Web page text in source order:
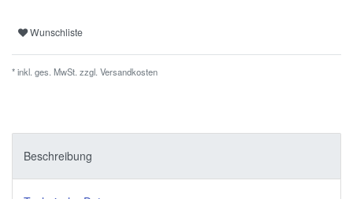
Wunschliste
* inkl. ges. MwSt. zzgl. Versandkosten
Beschreibung